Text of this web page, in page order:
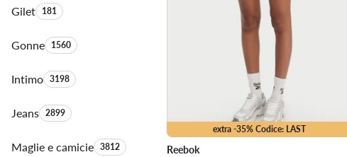
GiletQuantità di prodotti:
181
GonneQuantità di prodotti:
1560
IntimoQuantità di prodotti:
3198
JeansQuantità di prodotti:
2899
Maglie e camicieQuantità di prodotti:
3812
extra -35% Codice: LAST
Reebok